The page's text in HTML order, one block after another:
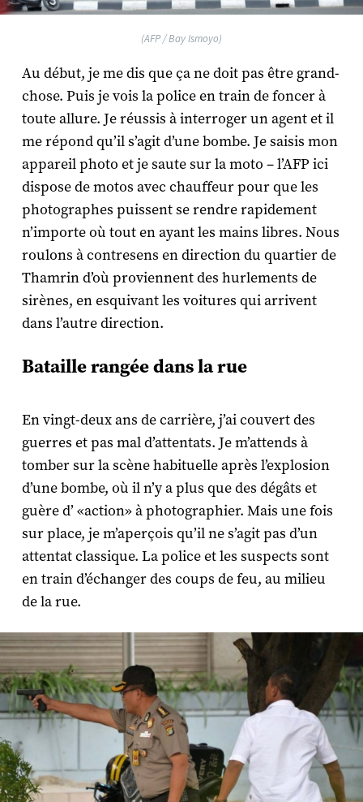
(AFP / Bay Ismoyo)
Au début, je me dis que ça ne doit pas être grand-
chose. Puis je vois la police en train de foncer à
toute allure. Je réussis à interroger un agent et il
me répond qu’il s’agit d’une bombe. Je saisis mon
appareil photo et je saute sur la moto – l’AFP ici
dispose de motos avec chauffeur pour que les
photographes puissent se rendre rapidement
n’importe où tout en ayant les mains libres. Nous
roulons à contresens en direction du quartier de
Thamrin d’où proviennent des hurlements de
sirènes, en esquivant les voitures qui arrivent
dans l’autre direction.
Bataille rangée dans la rue
En vingt-deux ans de carrière, j’ai couvert des
guerres et pas mal d’attentats. Je m’attends à
tomber sur la scène habituelle après l’explosion
d’une bombe, où il n’y a plus que des dégâts et
guère d’ «action» à photographier. Mais une fois
sur place, je m’aperçois qu’il ne s’agit pas d’un
attentat classique. La police et les suspects sont
en train d’échanger des coups de feu, au milieu
de la rue.